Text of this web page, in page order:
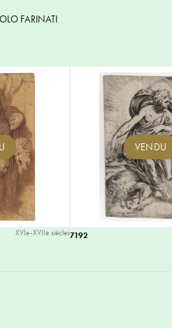
FARINATI
XVIe-XVIIe siècles
VENDU
7192